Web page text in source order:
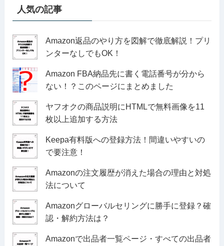
人気の記事
Amazon返品のやり方を図解で徹底解説！プリ
ンターなしでもOK！
Amazon FBA納品先に書く電話番号が分から
ない！？このページにまとめました
ヤフオクの商品説明にHTMLで無料画像を11
枚以上追加する方法
Keepa有料版への登録方法！間違いやすいの
で要注意！
Amazonの注文履歴が消えた場合の理由と対処
法について
Amazonグローバルセリングに勝手に登録？確
認・解約方法は？
Amazonで出品者一覧ページ・すべての出品者